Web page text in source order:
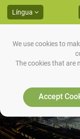
We use cookies to
The cookies that are
Accept
Língua